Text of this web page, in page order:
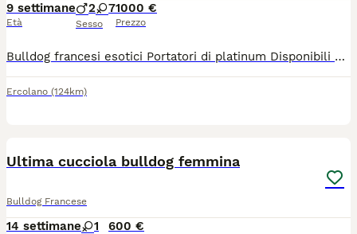
9 settimane
Età
2 7
Sesso
1000 €
Prezzo
Bulldog francesi esotici Portatori di platinum Disponibili Merle lilac isabel Saranno ceduti con sverminazione microchip primo vaccino kit prima pappa Libretto sanitario Disponibili 3 femmine e un maschio
Ercolano (124km)
Ultima cucciola bulldog femmina
Bulldog Francese
14 settimane 1 600 €